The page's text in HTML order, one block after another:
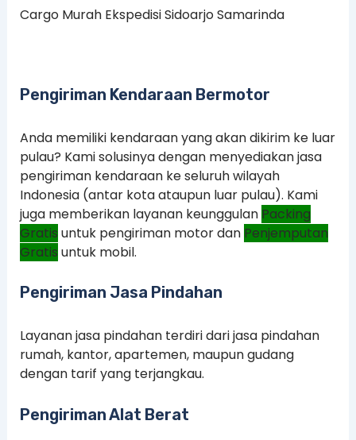
Cargo Murah Ekspedisi Sidoarjo Samarinda
Pengiriman Kendaraan Bermotor
Anda memiliki kendaraan yang akan dikirim ke luar
pulau? Kami solusinya dengan menyediakan jasa
pengiriman kendaraan ke seluruh wilayah
Indonesia (antar kota ataupun luar pulau). Kami
juga memberikan layanan keunggulan Packing
Gratis untuk pengiriman motor dan Penjemputan
Gratis untuk mobil.
Pengiriman Jasa Pindahan
Layanan jasa pindahan terdiri dari jasa pindahan
rumah, kantor, apartemen, maupun gudang
dengan tarif yang terjangkau.
Pengiriman Alat Berat